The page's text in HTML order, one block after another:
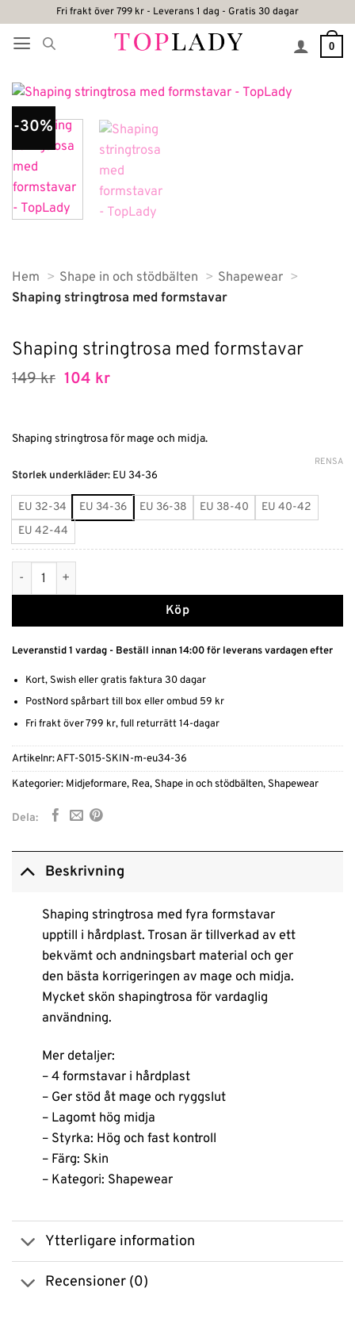
content
Fri frakt över 799 kr - Leverans 1 dag - Gratis 30 dagar
0
-30%
Hem Shape in och stödbälten
Shapewear
Shaping stringtrosa med formstavar
Shaping stringtrosa med formstavar
149kr Det
149 kr.
104 krDet
104 kr.
Shaping stringtrosa för mage och midja.
Storlek underkläder: EU 34-36
EU 32-34 EU 34-36 EU 36-38 EU 38-40
EU 40-42
EU 42-44
RENSA
Shaping stringtrosa med formstavar mängd
Köp
Alternative:
Leveranstid 1 vardag - Beställ innan 14:00 för leverans vardagen efter
Kort, Swish eller gratis faktura 30 dagar
PostNord spårbart till box eller ombud 59 kr
Fri frakt över 799 kr, full returrätt 14-dagar
Artikelnr:AFT-S015-SKIN-m-eu34-36
Kategorier: Midjeformare, Rea, Shape in och stödbälten, Shapewear
Dela:
Beskrivning
Shaping stringtrosa med fyra formstavar
upptill i hårdplast. Trosan är tillverkad av ett
bekvämt och andningsbart material och ger
den bästa korrigeringen av mage och midja.
Mycket skön shapingtrosa för vardaglig
användning.
Mer detaljer:
– 4 formstavar i hårdplast
– Ger stöd åt mage och ryggslut
– Lagomt hög midja
– Styrka: Hög och fast kontroll
– Färg: Skin
– Kategori: Shapewear
Ytterligare information
Recensioner (0)